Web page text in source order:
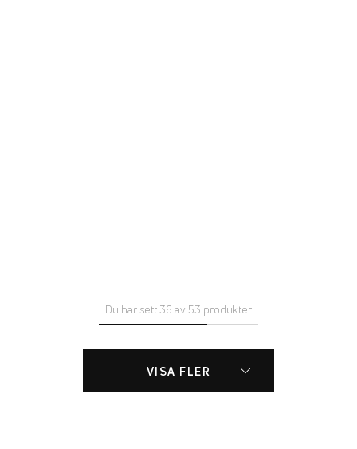
Du har sett 36 av 53 produkter
VISA FLER